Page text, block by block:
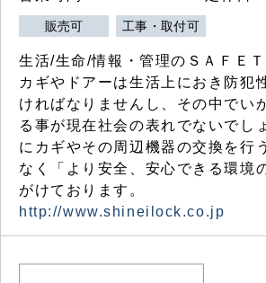
販売可 工事・取付可
生活/生命/情報・管理のＳＡＦＥＴ
カギやドアーは生活上におき防犯
ければなりませんし、その中でい
る事が現在社会の表れでないでし
にカギやその周辺機器の交換を行
なく「より安全、安心できる環境
がけております。
http://www.shineilock.co.jp